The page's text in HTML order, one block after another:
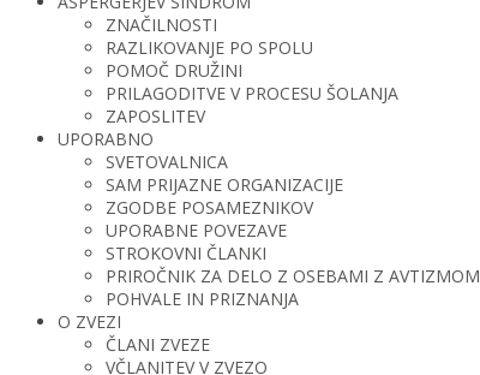
ZNAČILNOSTI
RAZLIKOVANJE PO SPOLU
POMOČ DRUŽINI
PRILAGODITVE V PROCESU ŠOLANJA
ZAPOSLITEV
UPORABNO
SVETOVALNICA
SAM PRIJAZNE ORGANIZACIJE
ZGODBE POSAMEZNIKOV
UPORABNE POVEZAVE
STROKOVNI ČLANKI
PRIROČNIK ZA DELO Z OSEBAMI Z AVTIZMOM
POHVALE IN PRIZNANJA
O ZVEZI
ČLANI ZVEZE
VČLANITEV V ZVEZO